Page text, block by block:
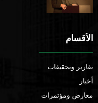
الأقسام
تقارير وتحقيقات
أخبار
معارض ومؤتمرات